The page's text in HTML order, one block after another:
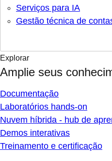
Serviços para IA
Gestão técnica de
Explorar
Amplie seus
Documentação
Laboratórios hands-on
Nuvem híbrida - hub de
Demos interativas
Treinamento e certificação